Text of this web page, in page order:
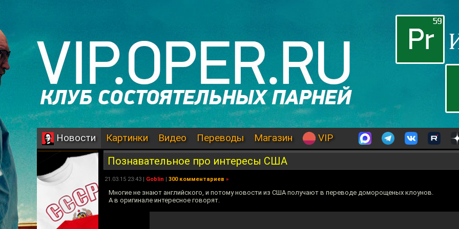
Новости Картинки Видео Переводы Магазин VIP
Познавательное про интересы США
21.03.15 23:43 | Goblin | 300 комментариев »
Многие не знают английского, и потому новости из США получают в переводе доморощеных клоунов.
А в оригинале интересное говорят.